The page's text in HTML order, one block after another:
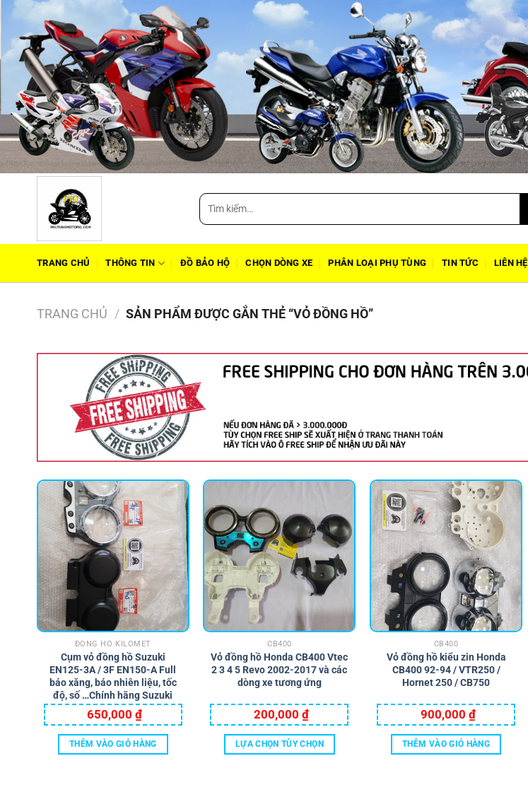
Tìm
kiếm:
TRANG CHỦ THÔNG TIN ĐỒ BẢO HỘ CHỌN DÒNG XE PHÂN LOẠI PHỤ TÙNG TIN TỨC LIÊN HỆ
TRANG CHỦ / SẢN PHẨM ĐƯỢC GẮN THẺ “VỎ ĐỒNG HỒ”
ĐỒNG HỒ KILOMET
Cụm vỏ đồng hồ Suzuki
EN125-3A / 3F EN150-A Full
báo xăng, báo nhiên liệu, tốc
độ, số …Chính hãng Suzuki
650,000₫
THÊM VÀO GIỎ HÀNG
CB400
Vỏ đồng hồ Honda CB400 Vtec
2 3 4 5 Revo 2002-2017 và các
dòng xe tương ứng
200,000 ₫
LỰA CHỌN TÙY CHỌN
CB400
Vỏ đồng hồ kiểu zin Honda
CB400 92-94 / VTR250 /
Hornet 250 / CB750
900,000 ₫
THÊM VÀO GIỎ HÀNG